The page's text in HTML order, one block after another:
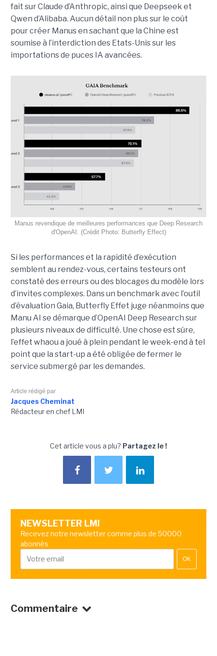
fait sur Claude d’Anthropic, ainsi que Deepseek et
Qwen d’Alibaba. Aucun détail non plus sur le coût
pour créer Manus en sachant que la Chine est
soumise à l’interdiction des Etats-Unis sur les
importations de puces IA avancées.
Manus revendique de meilleures performances que Deep Research
d'OpenAI. (Crédit Photo: Butterfly Effect)
Si les performances et la rapidité d’exécution
semblent au rendez-vous, certains testeurs ont
constaté des erreurs ou des blocages du modèle lors
d’invites complexes. Dans un benchmark avec l’outil
d’évaluation Gaia, Butterfly Effet juge néanmoins que
Manu AI se démarque d’OpenAI Deep Research sur
plusieurs niveaux de difficulté. Une chose est sûre,
l’effet whaou a joué à plein pendant le week-end à tel
point que la start-up a été obligée de fermer le
service submergé par les demandes.
Article rédigé par
Jacques Cheminat
Rédacteur en chef LMI
Cet article vous a plu? Partagez le !
NEWSLETTER LMI
Recevez notre newsletter comme plus de 50000
abonnés
OK
Commentaire